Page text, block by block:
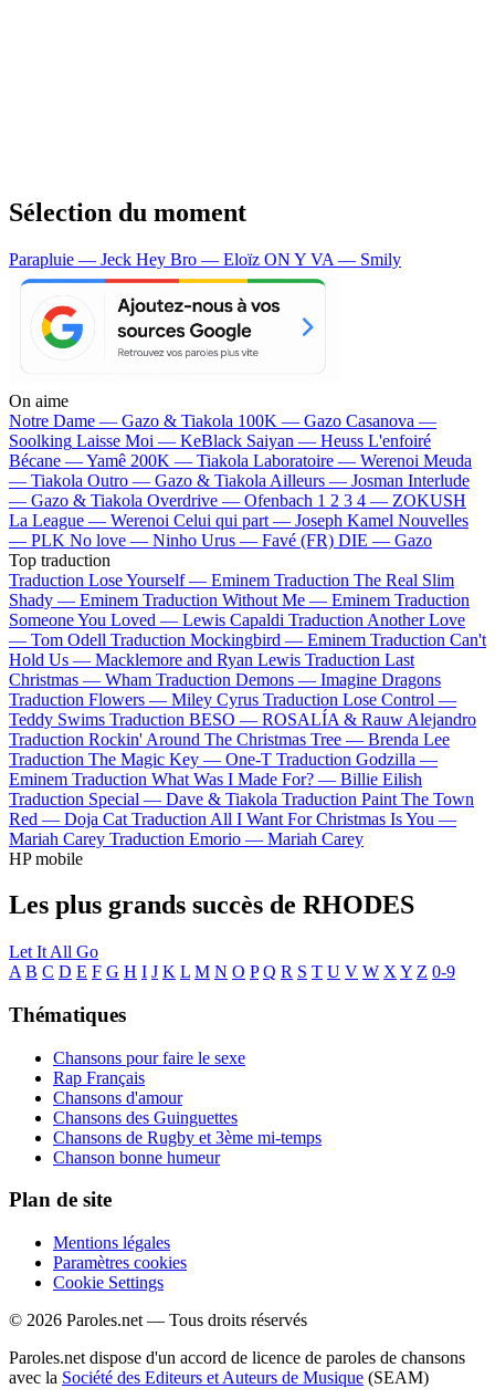
Sélection du moment
Parapluie — Jeck Hey Bro — Eloïz ON Y VA — Smily
On aime
Notre Dame — Gazo & Tiakola 100K — Gazo Casanova —
Soolking Laisse Moi — KeBlack Saiyan — Heuss L'enfoiré
Bécane —Yamê 200K — Tiakola Laboratoire — Werenoi Meuda
— Tiakola Outro — Gazo & Tiakola Ailleurs — Josman Interlude
— Gazo & Tiakola Overdrive — Ofenbach 1 2 3 4 — ZOKUSH
La League — Werenoi Celui qui part — Joseph Kamel Nouvelles
— PLK No love — Ninho Urus — Favé (FR) DIE — Gazo
Top traduction
Traduction Lose Yourself — Eminem Traduction The Real Slim
Shady — Eminem Traduction Without Me — Eminem Traduction
Someone You Loved — Lewis Capaldi Traduction Another Love
— Tom Odell Traduction Mockingbird — Eminem Traduction Can't
Hold Us — Macklemore and Ryan Lewis Traduction Last
Christmas — Wham Traduction Demons — Imagine Dragons
Traduction Flowers — Miley Cyrus Traduction Lose Control —
Teddy Swims Traduction BESO — ROSALÍA & Rauw Alejandro
Traduction Rockin' Around The Christmas Tree — Brenda Lee
Traduction The Magic Key — One-T Traduction Godzilla —
Eminem Traduction What Was I Made For? — Billie Eilish
Traduction Special — Dave & Tiakola Traduction Paint The Town
Red — Doja Cat Traduction All I Want For Christmas Is You —
Mariah Carey Traduction Emorio — Mariah Carey
HP mobile
Les plus grands succès de RHODES
Let It All Go
A B C D E F G H I J K L M N O P Q R S T U V W X Y Z 0-9
Thématiques
Chansons pour faire le sexe
Rap Français
Chansons d'amour
Chansons des Guinguettes
Chansons de Rugby et 3ème mi-temps
Chanson bonne humeur
Plan de site
Mentions légales
Paramètres cookies
Cookie Settings
© 2026 Paroles.net — Tous droits réservés
Paroles.net dispose d'un accord de licence de paroles de chansons
avec la Société des Editeurs et Auteurs de Musique (SEAM)